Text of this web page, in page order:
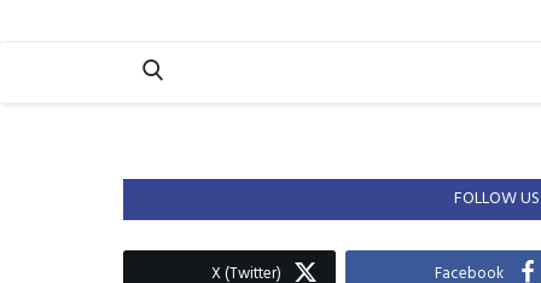
FOLLOW US
Facebook
X (Twitter)